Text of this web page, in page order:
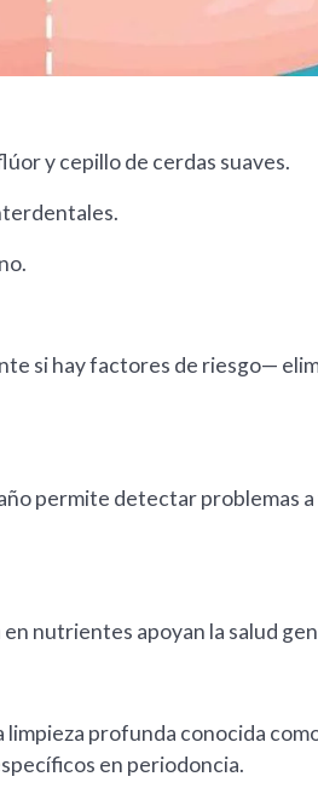
y cepillo de cerdas suaves.
si hay factores de riesgo—
permite detectar problemas
nutrientes apoyan la salud
profunda conocida
en periodoncia.